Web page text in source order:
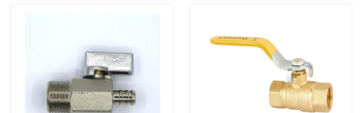
Viaje de la fábrica